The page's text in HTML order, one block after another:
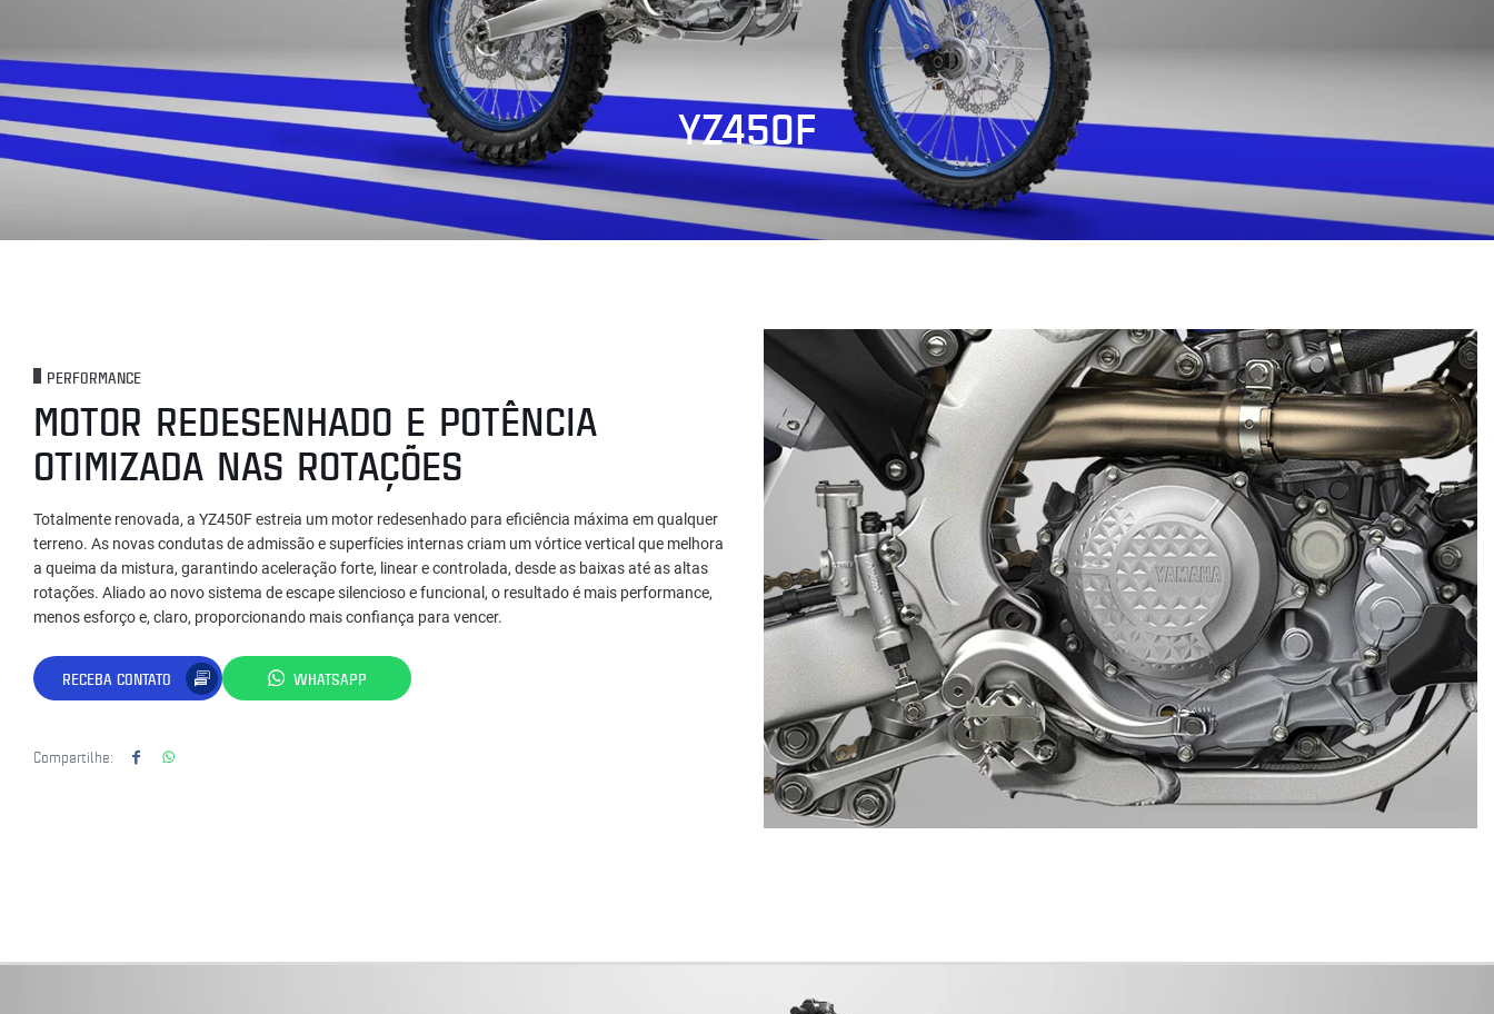
YZ450F
PERFORMANCE
MOTOR REDESENHADO E POTÊNCIA
OTIMIZADA NAS ROTAÇÕES
Totalmente renovada, a YZ450F estreia um motor redesenhado para eficiência máxima em qualquer
terreno. As novas condutas de admissão e superfícies internas criam um vórtice vertical que melhora
a queima da mistura, garantindo aceleração forte, linear e controlada, desde as baixas até as altas
rotações. Aliado ao novo sistema de escape silencioso e funcional, o resultado é mais performance,
menos esforço e, claro, proporcionando mais confiança para vencer.
RECEBA CONTATO WHATSAPP
Compartilhe: